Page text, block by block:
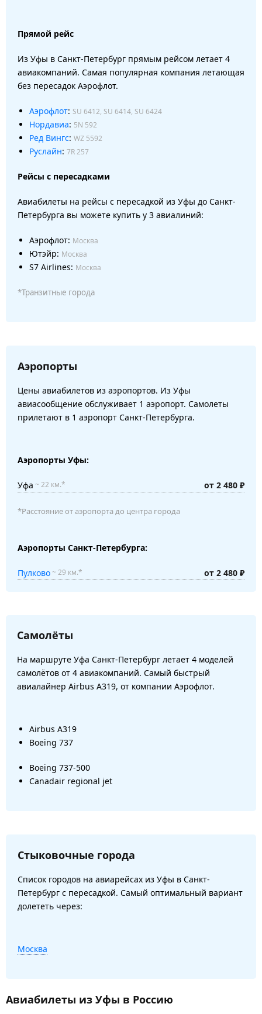
Прямой рейс
Из Уфы в Санкт-Петербург прямым рейсом летает 4
авиакомпаний. Самая популярная компания летающая
без пересадок Аэрофлот.
Аэрофлот: SU 6412, SU 6414, SU 6424
Нордавиа: 5N 592
Ред Вингс: WZ 5592
Руслайн: 7R 257
Рейсы с пересадками
Авиабилеты на рейсы с пересадкой из Уфы до Санкт-
Петербурга вы можете купить у 3 авиалиний:
Аэрофлот: Москва
Ютэйр: Москва
S7 Airlines: Москва
*Транзитные города
Аэропорты
Цены авиабилетов из аэропортов. Из Уфы
авиасообщение обслуживает 1 аэропорт. Самолеты
прилетают в 1 аэропорт Санкт-Петербурга.
Аэропорты Уфы:
Уфа ~ 22 км.* от 2 480 ₽
*Расстояние от аэропорта до центра города
Аэропорты Санкт-Петербурга:
Пулково~ 29 км.* от 2 480 ₽
Самолёты
На маршруте Уфа Санкт-Петербург летает 4 моделей
самолётов от 4 авиакомпаний. Самый быстрый
авиалайнер Airbus A319, от компании Аэрофлот.
Airbus A319
Boeing 737
Boeing 737-500
Canadair regional jet
Стыковочные города
Список городов на авиарейсах из Уфы в Санкт-
Петербург с пересадкой. Самый оптимальный вариант
долететь через:
Москва
Авиабилеты из Уфы в Россию